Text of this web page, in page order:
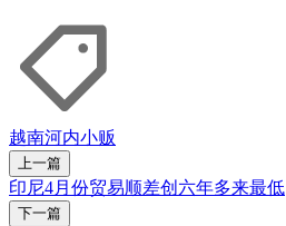
越南河内小贩
上一篇
印尼4月份贸易顺差创六年多来最低
下一篇